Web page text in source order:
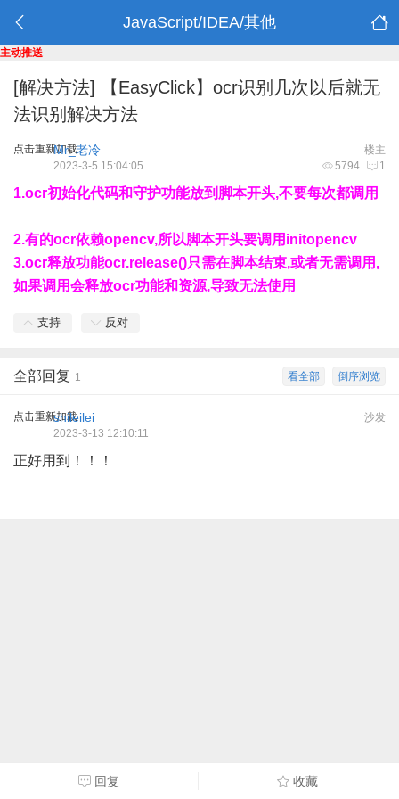
JavaScript/IDEA/其他
主动推送
[解决方法]
【EasyClick】ocr识别几次以后就无
法识别解决方法
点击重新加载 楼主
Mr_老冷
5794 1
2023-3-5 15:04:05
1.ocr初始化代码和守护功能放到脚本开头,不要每次都调用
2.有的ocr依赖opencv,所以脚本开头要调用initopencv
3.ocr释放功能ocr.release()只需在脚本结束,或者无需调用,
如果调用会释放ocr功能和资源,导致无法使用
支持 反对
倒序浏览
看全部
全部回复 1
点击重新加载 沙发
shileilei
2023-3-13 12:10:11
正好用到！！！
回复 收藏